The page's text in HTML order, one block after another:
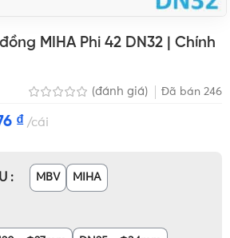
MIHA Phi 42 DN32 | Chính
(đánh giá) Đã bán 246
₫ cái
MBV MIHA